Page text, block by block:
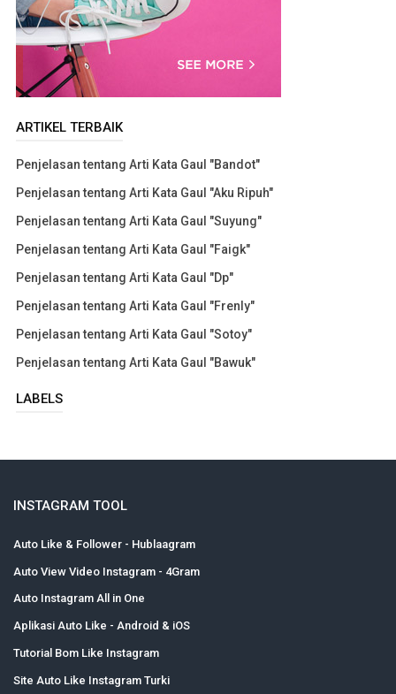
ARTIKEL TERBAIK
Penjelasan tentang Arti Kata Gaul "Bandot"
Penjelasan tentang Arti Kata Gaul "Aku Ripuh"
Penjelasan tentang Arti Kata Gaul "Suyung"
Penjelasan tentang Arti Kata Gaul "Faigk"
Penjelasan tentang Arti Kata Gaul "Dp"
Penjelasan tentang Arti Kata Gaul "Frenly"
Penjelasan tentang Arti Kata Gaul "Sotoy"
Penjelasan tentang Arti Kata Gaul "Bawuk"
LABELS
INSTAGRAM TOOL
Auto Like & Follower - Hublaagram
Auto View Video Instagram - 4Gram
Auto Instagram All in One
Aplikasi Auto Like - Android & iOS
Tutorial Bom Like Instagram
Site Auto Like Instagram Turki